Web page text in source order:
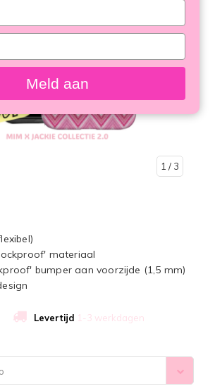
1 / 3
materiaal
bumper aan voorzijde (1,5 mm)
Levertijd 1-3 werkdagen
Meld aan